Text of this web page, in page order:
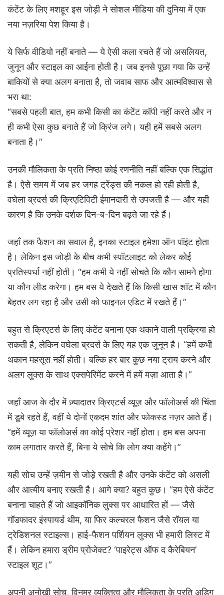
कंटेंट के लिए मशहूर इस जोड़ी ने सोशल मीडिया की दुनिया में एक
नया नज़रिया पेश किया है।
ये सिर्फ वीडियो नहीं बनाते — ये ऐसी कला रचते हैं जो असलियत,
जुनून और स्टाइल का आईना होती है। जब इनसे पूछा गया कि उन्हें
बाकियों से क्या अलग बनाता है, तो जवाब साफ और आत्मविश्वास से
भरा था:
“सबसे पहली बात, हम कभी किसी का कंटेंट कॉपी नहीं करते और न
ही कभी ऐसा कुछ बनाते हैं जो क्रिंज लगे। यही हमें सबसे अलग
बनाता है।”
उनकी मौलिकता के प्रति निष्ठा कोई रणनीति नहीं बल्कि एक सिद्धांत
है। ऐसे समय में जब हर जगह ट्रेंड्स की नकल हो रही होती है,
वघेला ब्रदर्स की क्रिएटिविटी ईमानदारी से उपजती है — और यही
कारण है कि उनके दर्शक दिन-ब-दिन बढ़ते जा रहे हैं।
जहाँ तक फैशन का सवाल है, इनका स्टाइल हमेशा ऑन पॉइंट होता
है। लेकिन इस जोड़ी के बीच कभी स्पॉटलाइट को लेकर कोई
प्रतिस्पर्धा नहीं होती। “हम कभी ये नहीं सोचते कि कौन सामने होगा
या कौन लीड करेगा। हम बस ये देखते हैं कि किसी खास शॉट में कौन
बेहतर लग रहा है और उसी को फाइनल एडिट में रखते हैं।”
बहुत से क्रिएटर्स के लिए कंटेंट बनाना एक थकाने वाली प्रक्रिया हो
सकती है, लेकिन वघेला ब्रदर्स के लिए यह एक जुनून है। “हमें कभी
थकान महसूस नहीं होती। बल्कि हर बार कुछ नया ट्राय करने और
अलग लुक्स के साथ एक्सपेरिमेंट करने में हमें मज़ा आता है।”
जहाँ आज के दौर में ज़्यादातर क्रिएटर्स व्यूज़ और फॉलोअर्स की चिंता
में डूबे रहते हैं, वहीं ये दोनों एकदम शांत और फोकस्ड नज़र आते हैं।
“हमें व्यूज़ या फॉलोअर्स का कोई प्रेशर नहीं होता। हम बस अपना
काम लगातार करते हैं, बिना ये सोचे कि लोग क्या कहेंगे।”
यही सोच उन्हें ज़मीन से जोड़े रखती है और उनके कंटेंट को असली
और आत्मीय बनाए रखती है। आगे क्या? बहुत कुछ। “हम ऐसे कंटेंट
बनाना चाहते हैं जो आइकॉनिक लुक्स पर आधारित हों — जैसे
गॉडफादर इंस्पायर्ड थीम, या फिर कल्चरल फैशन जैसे रॉयल या
ट्रेडिशनल स्टाइल्स। हाई-फैशन पर्शियन लुक्स भी हमारी लिस्ट में
हैं। लेकिन हमारा ड्रीम प्रोजेक्ट? ‘पाइरेट्स ऑफ द कैरेबियन’
स्टाइल शूट।”
अपनी अनोखी सोच, विनम्र व्यक्तित्व और मौलिकता के प्रति अडिग